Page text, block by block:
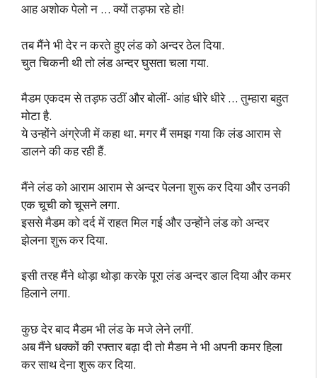
आह अशोक पेलो न … क्यों तड़फा रहे हो!
तब मैंने भी देर न करते हुए लंड को अन्दर ठेल दिया.
चुत चिकनी थी तो लंड अन्दर घुसता चला गया.
मैडम एकदम से तड़फ उठीं और बोलीं- आंह धीरे धीरे … तुम्हारा बहुत
मोटा है.
ये उन्होंने अंग्रेजी में कहा था. मगर मैं समझ गया कि लंड आराम से
डालने की कह रही हैं.
मैंने लंड को आराम आराम से अन्दर पेलना शुरू कर दिया और उनकी
एक चूची को चूसने लगा.
इससे मैडम को दर्द में राहत मिल गई और उन्होंने लंड को अन्दर
झेलना शुरू कर दिया.
इसी तरह मैंने थोड़ा थोड़ा करके पूरा लंड अन्दर डाल दिया और कमर
हिलाने लगा.
कुछ देर बाद मैडम भी लंड के मजे लेने लगीं.
अब मैंने धक्कों की रफ्तार बढ़ा दी तो मैडम ने भी अपनी कमर हिला
कर साथ देना शुरू कर दिया.